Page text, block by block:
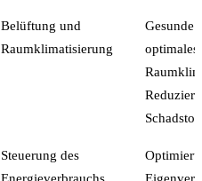
Belüftung und
Raumklimatisierung
Gesunde
optimales
Steuerung des